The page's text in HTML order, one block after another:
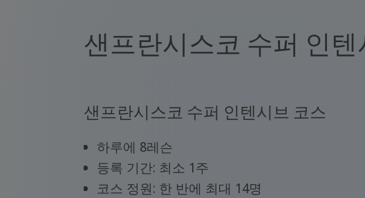
샌프란시스코 수퍼 인
샌프란시스코 수퍼 인텐시브 코스
하루에 8레슨
등록 기간: 최소 1주
코스 정원: 한 반에 최대 14명